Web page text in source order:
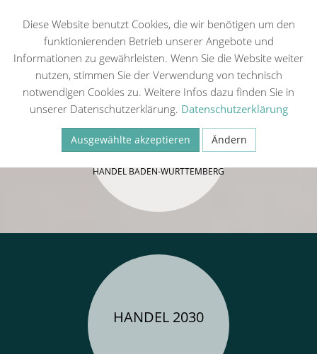
IHRE OPTIMALE
FINANZIERUNG
HANDEL BADEN-WÜRTTEMBERG
https://handel-
HANDEL 2030
https://www.foerdermittel-
handel.de/handel-
Diese Website benutzt Cookies, die wir benötigen um den
funktionierenden Betrieb unserer Angebote und
Informationen zu gewährleisten. Wenn Sie die Website weiter
nutzen, stimmen Sie der Verwendung von technisch
notwendigen Cookies zu. Weitere Infos dazu finden Sie in
unserer Datenschutzerklärung. Datenschutzerklärung
Ausgewählte akzeptieren Ändern
Externe Medien Speichern